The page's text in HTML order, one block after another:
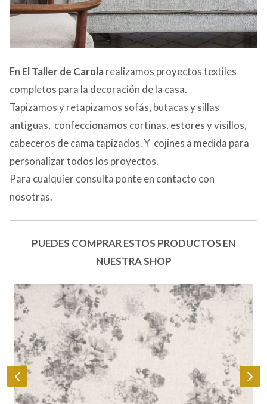
En El Taller de Carolarealizamos proyectos textiles
completos para la decoración de la casa.
Tapizamos y retapizamos sofás, butacas y sillas
antiguas, confeccionamos cortinas, estores y visillos,
cabeceros de cama tapizados. Y cojines a medida para
personalizar todos los proyectos.
Para cualquier consulta ponte en contacto con
nosotras.
PUEDES COMPRAR ESTOS PRODUCTOS EN
NUESTRA SHOP